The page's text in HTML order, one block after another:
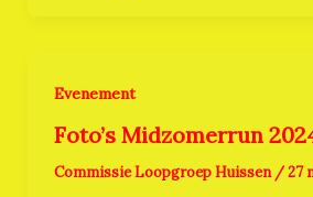
Evenement
Foto’s Midzomerrun
Commissie Loopgroep Huissen /27